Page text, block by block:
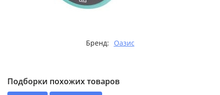
Бренд: Оазис
Подборки похожих товаров